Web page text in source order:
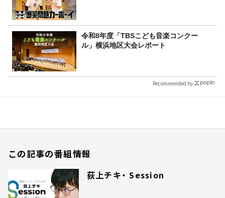
令和8年度「TBSこども音楽コンクー
ル」横浜地区大会レポート
Recommended by
この記事の番組情報
荻上チキ・ Session